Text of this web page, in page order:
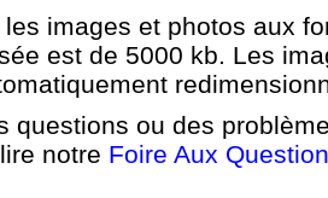
images et photos aux
est de 5000 kb. Les
questions ou des
notre Foire Aux